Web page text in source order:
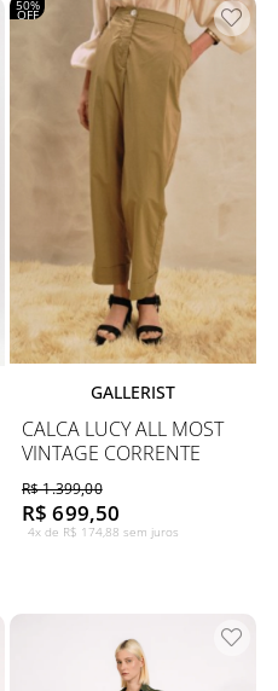
50%
OFF
GALLERIST
CALCA LUCY ALL MOST
VINTAGE CORRENTE
R$ 1.399,00
R$ 699,50
4x de R$ 174,88 sem juros